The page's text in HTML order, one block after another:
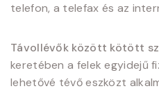
telefon, a telefax és az
Távollévők között kötött
keretében a felek egyidejű
lehetővé tévő eszközt